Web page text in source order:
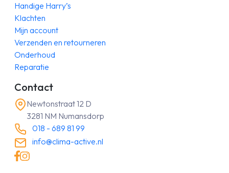
Handige Harry’s
Klachten
Mijn account
Verzenden en retourneren
Onderhoud
Reparatie
Contact
Newtonstraat 12 D
3281 NM Numansdorp
018 - 689 81 99
info@clima-active.nl